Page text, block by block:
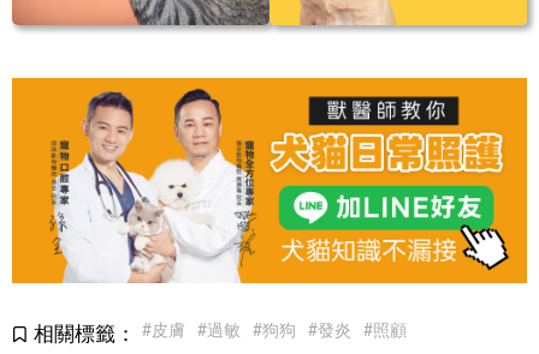
相關標籤： #皮膚 #過敏 #狗狗 #發炎 #照顧